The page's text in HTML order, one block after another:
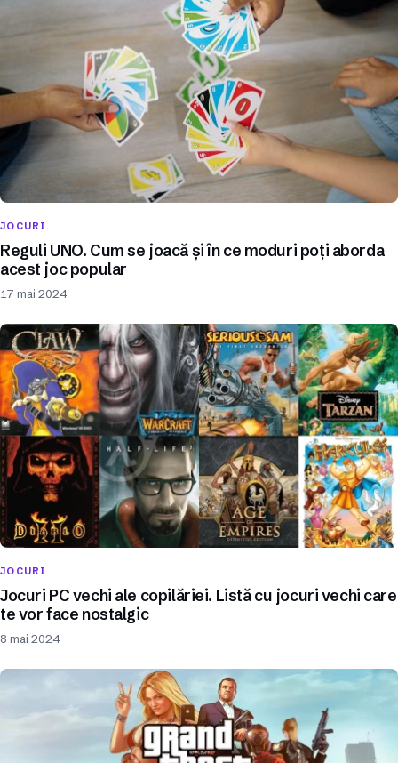
JOCURI
Reguli UNO. Cum se joacă și în ce moduri poți aborda
acest joc popular
17 mai 2024
JOCURI
Jocuri PC vechi ale copilăriei. Listă cu jocuri vechi care
te vor face nostalgic
8 mai 2024